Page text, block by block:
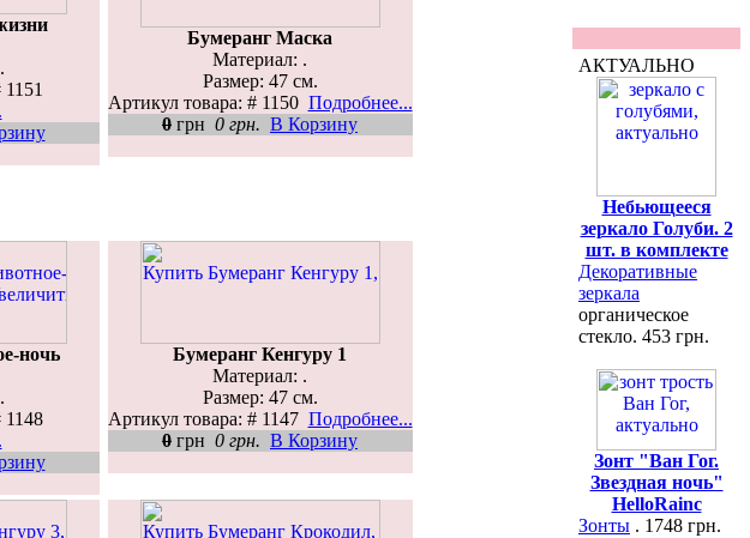
Бумеранг Маска
Материал: .
Размер: 47 см.
Артикул товара: # 1150 Подробнее...
0 грн 0 грн. В Корзину
ночь
1148
Бумеранг Кенгуру 1
Материал: .
Размер: 47 см.
Артикул товара: # 1147 Подробнее...
0 грн 0 грн. В Корзину
АКТУАЛЬНО
Небьющееся
зеркало Голуби. 2
шт. в комплекте
Декоративные
зеркала
органическое
стекло. 453 грн.
Зонт "Ван Гог.
Звездная ночь"
HelloRainc
Зонты . 1748 грн.